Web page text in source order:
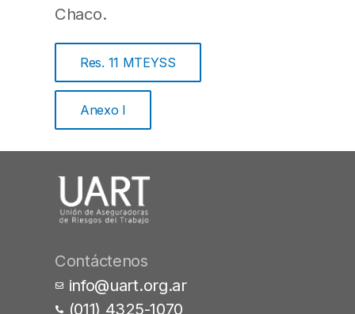
Chaco.
Res. 11 MTEYSS
Anexo I
Contáctenos
info@uart.org.ar
(011) 4325-1070